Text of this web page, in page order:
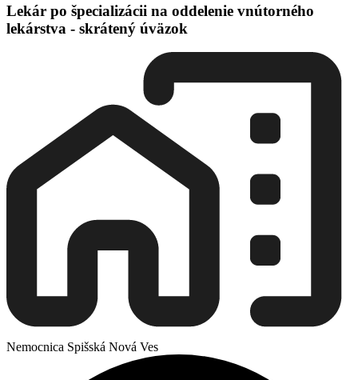
Lekár po špecializácii na oddelenie vnútorného
lekárstva - skrátený úväzok
Nemocnica Spišská Nová Ves